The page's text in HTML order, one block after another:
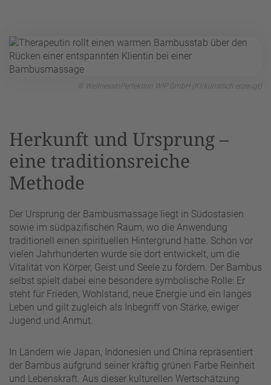
© WellnessInPerfektion WIP GmbH (KI/künstlich erzeugt)
Herkunft und Ursprung –
eine traditionsreiche
Methode
Der Ursprung der Bambusmassage liegt in Südostasien
sowie im südpazifischen Raum, wo die Anwendung
traditionell einen spirituellen Hintergrund hatte. Schon vor
vielen Jahrhunderten wurde sie dort entwickelt, um die
Vitalität von Körper, Geist und Seele zu fördern. Der Bambus
selbst spielt dabei eine besondere symbolische Rolle: Er
steht für Frieden, Wohlstand, neue Energie und ein langes
Leben und gilt zugleich als Inbegriff von Stärke, ewiger
Jugend und Anmut.
In Ländern wie Japan, Indonesien und China repräsentiert
der Bambus aufgrund seiner kräftig grünen Farbe Reinheit
und Lebenskraft. Aus dieser kulturellen Wertschätzung